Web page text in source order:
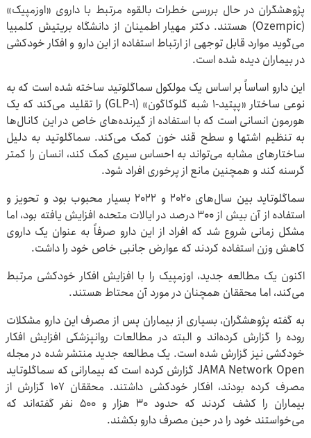
پژوهشگران در حال بررسی خطرات بالقوه مرتبط با داروی «اوزمپیک»
(Ozempic) هستند. دکتر مهیار اطمینان از دانشگاه بریتیش کلمبیا
می‌گوید موارد قابل توجهی از ارتباط استفاده از این دارو و افکار خودکشی
در بیماران دیده شده است.
این دارو اساساً بر اساس یک مولکول سماگلوتید ساخته شده است که به
نوعی ساختار «پپتید-۱ شبه گلوکاگون» (GLP-۱) را تقلید می‌کند که یک
هورمون انسانی است که با استفاده از گیرنده‌های خاص در این کانال‌ها
به تنظیم اشتها و سطح قند خون کمک می‌کند. سماگلوتید به دلیل
ساختارهای مشابه می‌تواند به احساس سیری کمک کند، انسان را کمتر
گرسنه کند و همچنین مانع از پرخوری افراد شود.
سماگلوتاید بین سال‌های ۲۰۲۰ و ۲۰۲۲ بسیار محبوب بود و تحویز و
استفاده از آن بیش از ۳۰۰ درصد در ایالات متحده افزایش یافته بود، اما
مشکل زمانی شروع شد که افراد از این دارو صرفاً به عنوان یک داروی
کاهش وزن استفاده کردند که عوارض جانبی خاص خود را داشت.
اکنون یک مطالعه جدید، اوزمپیک را با افزایش افکار خودکشی مرتبط
می‌کند، اما محققان همچنان در مورد آن محتاط هستند.
به گفته پژوهشگران، بسیاری از بیماران پس از مصرف این دارو مشکلات
روده را گزارش کرده‌اند و البته در مطالعات روانپزشکی افزایش افکار
خودکشی نیز گزارش شده است. یک مطالعه جدید منتشر شده در مجله
JAMA Network Open گزارش کرده است که بیمارانی که سماگلوتاید
مصرف کرده بودند، افکار خودکشی داشتند. محققان ۱۰۷ گزارش از
بیماران را کشف کردند که حدود ۳۰ هزار و ۵۰۰ نفر گفته‌اند که
می‌خواستند خود را در حین مصرف دارو بکشند.